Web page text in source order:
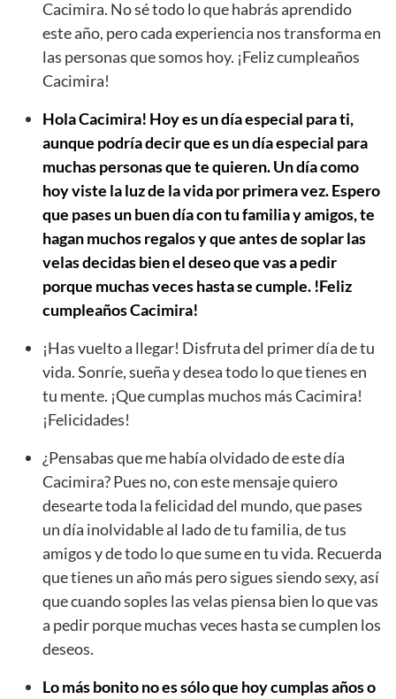
Cacimira. No sé todo lo que habrás aprendido
este año, pero cada experiencia nos transforma en
las personas que somos hoy. ¡Feliz cumpleaños
Cacimira!
Hola Cacimira! Hoy es un día especial para ti,
aunque podría decir que es un día especial para
muchas personas que te quieren. Un día como
hoy viste la luz de la vida por primera vez. Espero
que pases un buen día con tu familia y amigos, te
hagan muchos regalos y que antes de soplar las
velas decidas bien el deseo que vas a pedir
porque muchas veces hasta se cumple. !Feliz
cumpleaños Cacimira!
¡Has vuelto a llegar! Disfruta del primer día de tu
vida. Sonríe, sueña y desea todo lo que tienes en
tu mente. ¡Que cumplas muchos más Cacimira!
¡Felicidades!
¿Pensabas que me había olvidado de este día
Cacimira? Pues no, con este mensaje quiero
desearte toda la felicidad del mundo, que pases
un día inolvidable al lado de tu familia, de tus
amigos y de todo lo que sume en tu vida. Recuerda
que tienes un año más pero sigues siendo sexy, así
que cuando soples las velas piensa bien lo que vas
a pedir porque muchas veces hasta se cumplen los
deseos.
Lo más bonito no es sólo que hoy cumplas años o